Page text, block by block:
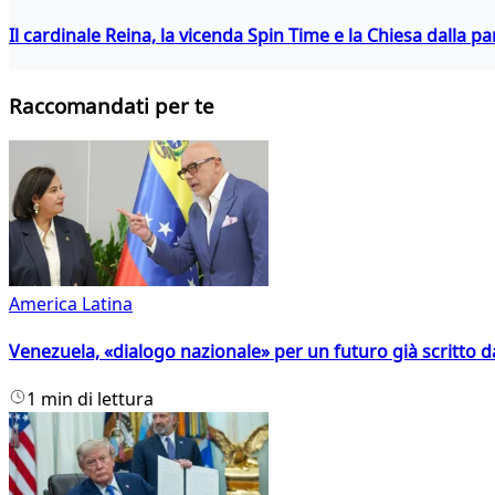
Il cardinale Reina, la vicenda Spin Time e la Chiesa dalla
Raccomandati per te
America Latina
Venezuela, «dialogo nazionale» per un futuro già scritto
1 min di lettura